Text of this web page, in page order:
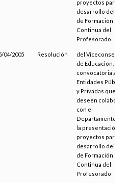
proyectos para el
desarrollo del Plan
de Formación
Continua del
Profesorado
04/2005 Resolución
del Viceconsejero
de Educación, de la
convocatoria a
Entidades Públicas
y Privadas que
deseen colaborar
con el
Departamento en
la presentación de
proyectos para el
desarrollo del Plan
de Formación
Continua del
Profesorado